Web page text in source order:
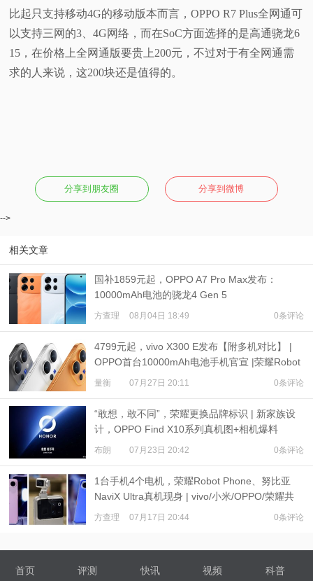
比起只支持移动4G的移动版本而言，OPPO R7 Plus全网通可
以支持三网的3、4G网络，而在SoC方面选择的是高通骁龙6
15，在价格上全网通版要贵上200元，不过对于有全网通需
求的人来说，这200块还是值得的。
分享到朋友圈 分享到微博
-->
相关文章
国补1859元起，OPPO A7 Pro Max发布：
10000mAh电池的骁龙4 Gen 5
方查理 08月04日 18:49 0条评论
4799元起，vivo X300 E发布【附多机对比】 |
OPPO首台10000mAh电池手机官宣 |荣耀Robot
Phone定档
量衡 07月27日 20:11 0条评论
“敢想，敢不同”，荣耀更换品牌标识 | 新家族设
计，OPPO Find X10系列真机图+相机爆料
布朗 07月23日 20:42 0条评论
1台手机4个电机，荣耀Robot Phone、努比亚
NaviX Ultra真机现身 | vivo/小米/OPPO/荣耀共
推公平内存机制
方查理 07月17日 20:44 0条评论
首页 评测 快讯 视频 科普